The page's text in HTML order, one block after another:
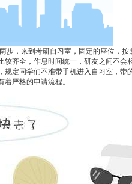
来到考研自习室，固定的座位，
齐全，作息时间统一，研友之间不会
同学们不准带手机进入自习室，带
严格的申请流程。